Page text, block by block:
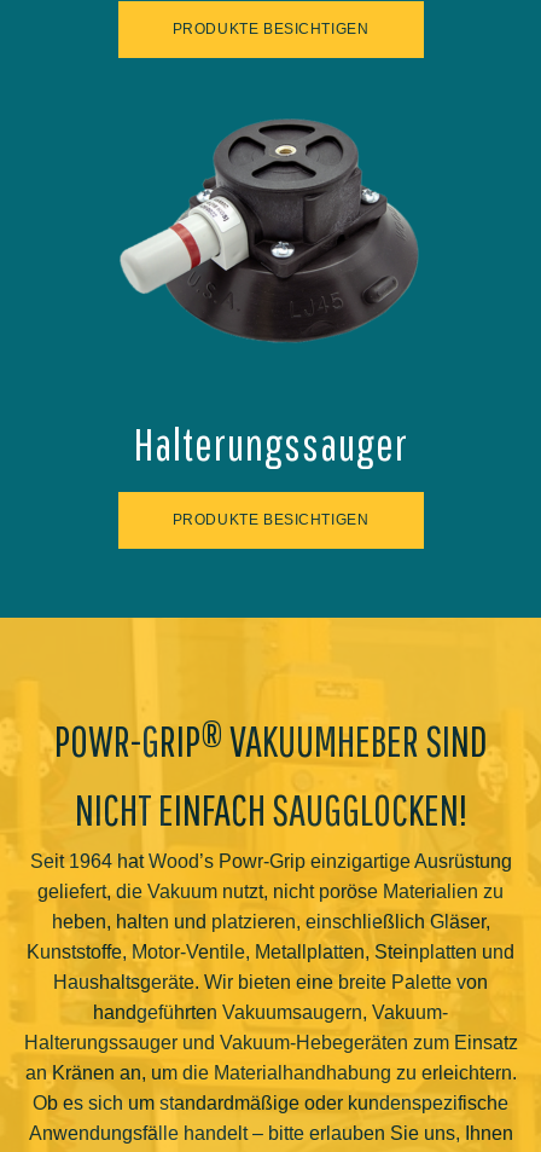
PRODUKTE BESICHTIGEN
Halterungssauger
PRODUKTE BESICHTIGEN
POWR-GRIP® VAKUUMHEBER SIND
NICHT EINFACH SAUGGLOCKEN!
Seit 1964 hat Wood’s Powr-Grip einzigartige Ausrüstung
geliefert, die Vakuum nutzt, nicht poröse Materialien zu
heben, halten und platzieren, einschließlich Gläser,
Kunststoffe, Motor-Ventile, Metallplatten, Steinplatten und
Haushaltsgeräte. Wir bieten eine breite Palette von
handgeführten Vakuumsaugern, Vakuum-
Halterungssauger und Vakuum-Hebegeräten zum Einsatz
an Kränen an, um die Materialhandhabung zu erleichtern.
Ob es sich um standardmäßige oder kundenspezifische
Anwendungsfälle handelt – bitte erlauben Sie uns, Ihnen